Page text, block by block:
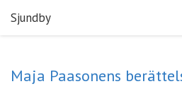
Sjundby
Maja Paasonens